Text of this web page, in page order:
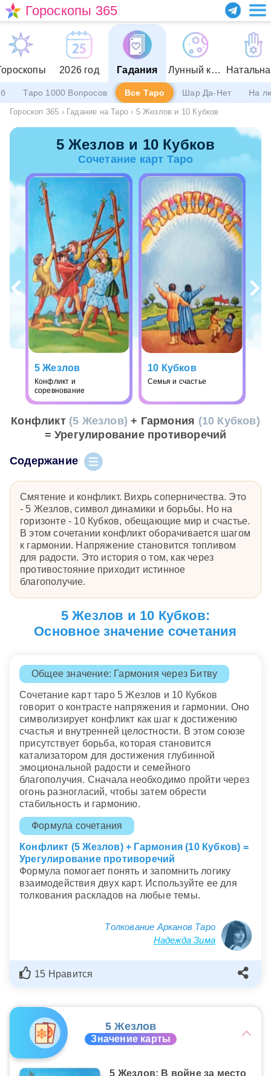
Гороскопы 365
2026 год Гадания Лунный календарь
Таро 1000 Вопросов Все Таро Шар Да-Нет На
Гороскоп 365 › Гадание на Таро › 5 Жезлов и 10 Кубков
5 Жезлов и 10 Кубков
Сочетание карт Таро
5 Жезлов
Конфликт и
соревнование
10 Кубков
Семья и счастье
Конфликт (5 Жезлов) + Гармония (10 Кубков)
= Урегулирование противоречий
Содержание
Смятение и конфликт. Вихрь соперничества. Это
- 5 Жезлов, символ динамики и борьбы. Но на
горизонте - 10 Кубков, обещающие мир и счастье.
В этом сочетании конфликт оборачивается шагом
к гармонии. Напряжение становится топливом
для радости. Это история о том, как через
противостояние приходит истинное
благополучие.
5 Жезлов и 10 Кубков:
Основное значение сочетания
Общее значение: Гармония через Битву
Сочетание карт таро 5 Жезлов и 10 Кубков
говорит о контрасте напряжения и гармонии. Оно
символизирует конфликт как шаг к достижению
счастья и внутренней целостности. В этом союзе
присутствует борьба, которая становится
катализатором для достижения глубинной
эмоциональной радости и семейного
благополучия. Сначала необходимо пройти через
огонь разногласий, чтобы затем обрести
стабильность и гармонию.
Формула сочетания
Конфликт (5 Жезлов) + Гармония (10 Кубков) =
Урегулирование противоречий
Формула помогает понять и запомнить логику
взаимодействия двух карт. Используйте ее для
толкования раскладов на любые темы.
Толкование Арканов Таро
Надежда Зима
15 Нравится
5 Жезлов
Значение карты
5 Жезлов: В войне за место